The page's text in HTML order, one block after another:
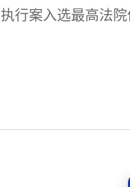
行案入选最高法